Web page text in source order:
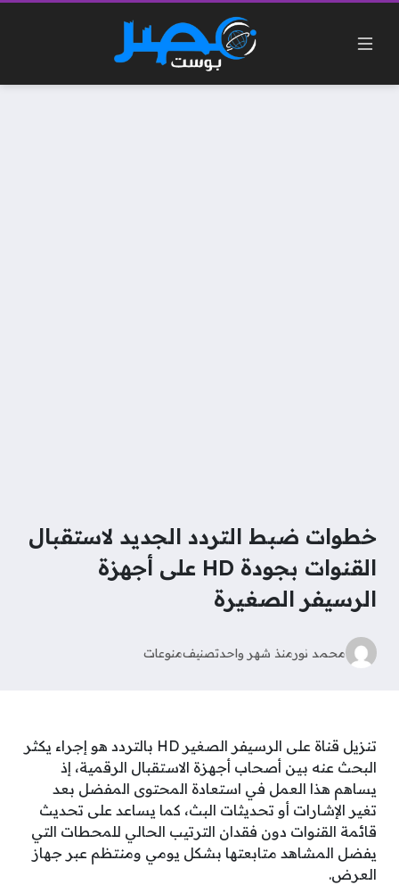
خطوات ضبط التردد الجديد لاستقبال
القنوات بجودة HD على أجهزة
الرسيفر الصغيرة
محمد نورمنذ شهر واحدتصنيفمنوعات
تنزيل قناة على الرسيفر الصغير HD بالتردد هو إجراء يكثر
البحث عنه بين أصحاب أجهزة الاستقبال الرقمية، إذ
يساهم هذا العمل في استعادة المحتوى المفضل بعد
تغير الإشارات أو تحديثات البث، كما يساعد على تحديث
قائمة القنوات دون فقدان الترتيب الحالي للمحطات التي
يفضل المشاهد متابعتها بشكل يومي ومنتظم عبر جهاز
العرض.